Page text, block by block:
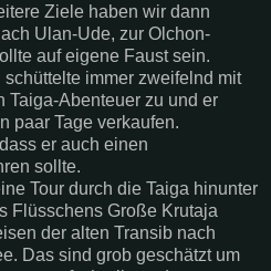
Ziele haben wir dann
Ulan-Ude, zur Olchon-
auf eigene Faust sein.
immer zweifelnd mit
Taiga-Abenteuer zu und er
paar Tage verkaufen.
er auch einen
sollte.
Tour durch die Taiga hinunter
Flüsschens Große Krutaja
der alten Transib nach
Das sind grob geschätzt um